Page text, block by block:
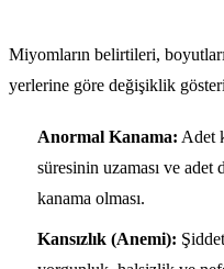
Miyomların belirtileri,
yerlerine göre değişiklik
Anormal Kanama: Adet
süresinin uzaması ve adet
kanama olması.
Kansızlık (Anemi):